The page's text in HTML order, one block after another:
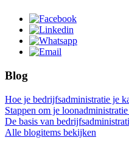
Blog
Hoe je bedrijfsadministratie je
Stappen om je
De basis van
Alle blogitems bekijken